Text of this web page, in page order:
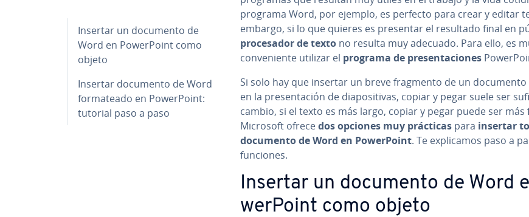
Insertar un documento de
Word en Po­we­r­Poi­nt como
objeto
Insertar documento de Word
fo­r­ma­tea­do en Po­we­r­Poi­nt:
tutorial paso a paso
programa Word, por ejemplo, es perfecto para crear y editar
embargo, si lo que quieres es presentar el resultado final en
pro­ce­sa­dor de texto no resulta muy adecuado. Para ello, es
co­n­ve­nie­n­te utilizar el programa de pre­se­n­ta­cio­nes
Si solo hay que insertar un breve fragmento de un documento
en la pre­se­n­ta­ción de dia­po­si­ti­vas, copiar y pegar suele ser
cambio, si el texto es más largo, copiar y pegar puede ser más
Microsoft ofrecedos opciones muy prácticas para insertar
documento de Word en Po­we­r­Poi­nt. Te ex­pli­ca­mos paso a
funciones.
Insertar un documento de Word
we­r­Poi­nt como objeto